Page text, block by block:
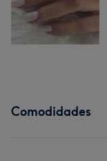
Comodidades